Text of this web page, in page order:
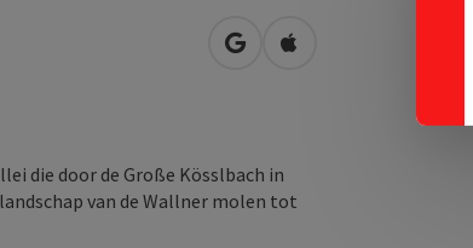
Openen in Google Maps
Openen in Apple Maps
die door de Große Kösslbach in
van de Wallner molen tot